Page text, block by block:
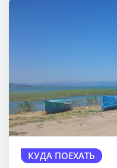
КУДА ПОЕХАТЬ